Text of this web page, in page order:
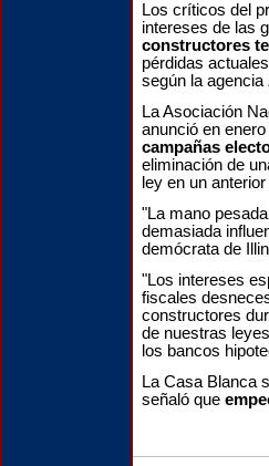
Los críticos del
intereses de las
constructores
pérdidas
según la agencia
La Asociación
anunció en enero
campañas
eliminación de
ley en un
"La mano
demasiada
demócrata de
"Los intereses
fiscales
constructores
de nuestras
los bancos
La Casa Blanca
señaló que